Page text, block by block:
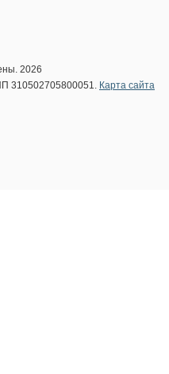
2026
310502705800051. Карта сайта